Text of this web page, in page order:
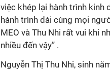
việc khép lại hành trình kinh
hành trình dài cùng mọi
MEO và Thu Nhi rất vui khi
nhiều đến vậy” .
Nguyễn Thị Thu Nhi, sinh